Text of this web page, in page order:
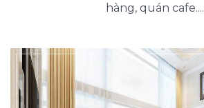
hàng, quán cafe....